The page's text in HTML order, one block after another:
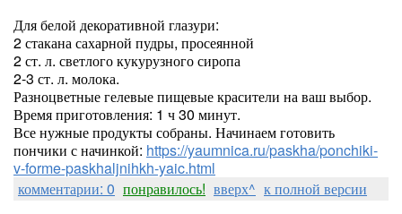
Для белой декоративной глазури:
2 стакана сахарной пудры, просеянной
2 ст. л. светлого кукурузного сиропа
2-3 ст. л. молока.
Разноцветные гелевые пищевые красители на ваш выбор.
Время приготовления: 1 ч 30 минут.
Все нужные продукты собраны. Начинаем готовить
пончики с начинкой: https://yaumnica.ru/paskha/ponchiki-
v-forme-paskhaljnihkh-yaic.html
комментарии: 0 понравилось! вверх^ к полной версии